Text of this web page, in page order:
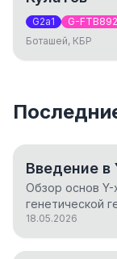
G2a1 G-
Боташей, КБР
Введение
Обзор основ
генетической
18.05.2026